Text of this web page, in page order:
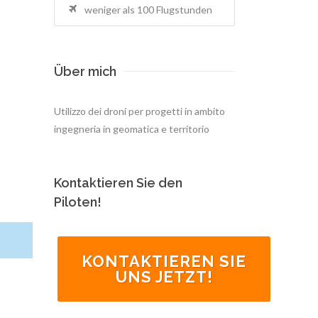
weniger als 100 Flugstunden
Über mich
Utilizzo dei droni per progetti in ambito
ingegneria in geomatica e territorio
Kontaktieren Sie den
Piloten!
KONTAKTIEREN SIE
UNS JETZT!